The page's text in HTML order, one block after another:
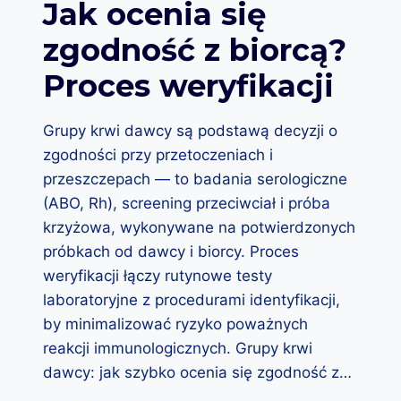
Ą
Z
Y
S
Ę
Z
U
P
Ą
R
W
I
I
L
Jak ocenia się
zgodność z biorcą?
Proces weryfikacji
Grupy krwi dawcy są podstawą decyzji o
zgodności przy przetoczeniach i
przeszczepach — to badania serologiczne
(ABO, Rh), screening przeciwciał i próba
krzyżowa, wykonywane na potwierdzonych
próbkach od dawcy i biorcy. Proces
weryfikacji łączy rutynowe testy
laboratoryjne z procedurami identyfikacji,
by minimalizować ryzyko poważnych
reakcji immunologicznych. Grupy krwi
dawcy: jak szybko ocenia się zgodność z…